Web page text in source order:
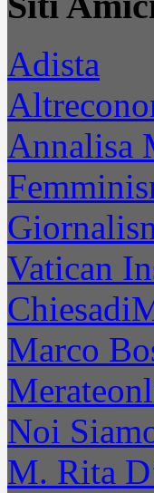
Adista
Annalisa
Vatican
Marco
Noi
M. Rita